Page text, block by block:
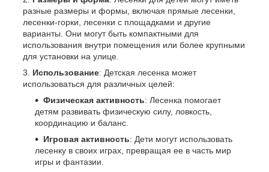
разные размеры и формы, включая прямые лесенки,
лесенки-горки, лесенки с площадками и другие
варианты. Они могут быть компактными для
использования внутри помещения или более крупными
для установки на улице.
Использование: Детская лесенка может
использоваться для различных целей:
Физическая активность: Лесенка помогает
детям развивать физическую силу, ловкость,
координацию и баланс.
Игровая активность: Дети могут использовать
лесенку в своих играх, превращая ее в часть мир
игры и фантазии.